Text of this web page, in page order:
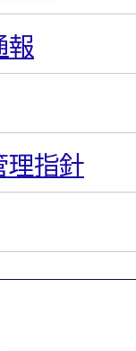
報
理指針